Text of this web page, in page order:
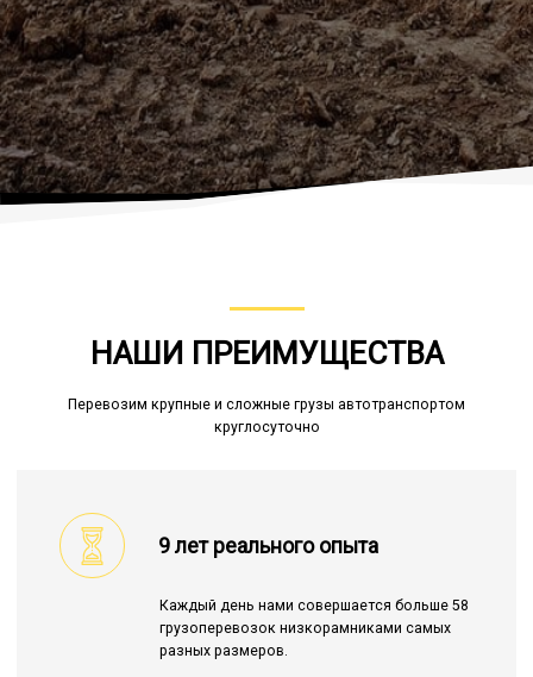
НАШИ ПРЕИМУЩЕСТВА
Перевозим крупные и сложные грузы автотранспортом
круглосуточно
9 лет реального опыта
Каждый день нами совершается больше 58
грузоперевозок низкорамниками самых
разных размеров.